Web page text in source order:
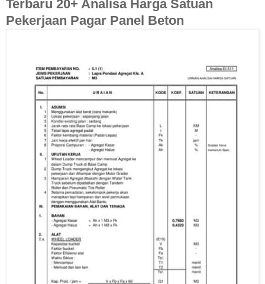
Terbaru 20+ Analisa Harga Satuan
Pekerjaan Pagar Panel Beton